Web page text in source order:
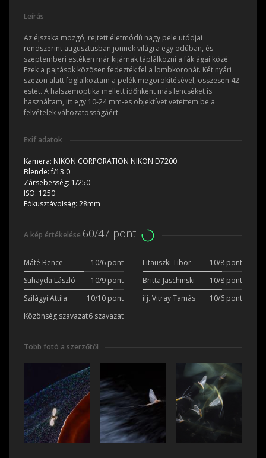
Leírás
Az éjszaka mozgó, rejtett életmódú nagy pele utódjai
rendszerint augusztusban jönnek világra egy odúban, és
szeptemberi estéken már kijárnak táplálkozni a fák ágai közé.
Ezek a pajtások közösen fedezték fel a lombkoronát. Két nyári
szezon alatt foglalkoztam a pelék megörökítésével, összesen 42
estét. A halszemoptika mellett időnként más lencséket is
használtam, itt egy 10-24 mm-es objektívet vetettem be a
felvételek változatosságáért.
Exif adatok
Kamera: NIKON CORPORATION NIKON D7200
Blende:f/13.0
Zársebesség: 1/250
ISO: 1250
Fókusztávolság: 28mm
A kép értékelése 60/47 pont
Máté Bence 10/6 pont Litauszki Tibor
10/8 pont
Suhayda László
10/9 pont Britta Jaschinski
10/8 pont
Szilágyi Attila
10/10 pont ifj. Vitray Tamás
10/6 pont
Közönség szavazat6 szavazat
Több fotó a szerzőtől